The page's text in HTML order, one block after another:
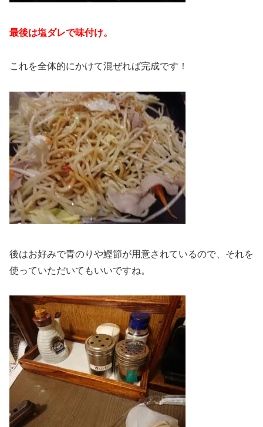
最後は塩ダレで味付け。
これを全体的にかけて混ぜれば完成です！
後はお好みで青のりや鰹節が用意されているので、それを
使っていただいてもいいですね。